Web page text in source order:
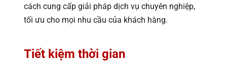
cách cung cấp giải pháp dịch vụ chuyên nghiệp,
tối ưu cho mọi nhu cầu của khách hàng.
Tiết kiệm thời gian